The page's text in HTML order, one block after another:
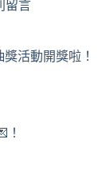
留言
活動開獎啦！
！